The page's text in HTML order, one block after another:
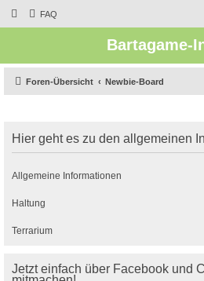
FAQ
Bartagame-
Foren-Übersicht Newbie-Board
Hier geht es zu den allgemeinen
Allgemeine Informationen
Haltung
Terrarium
Jetzt einfach über Facebook und